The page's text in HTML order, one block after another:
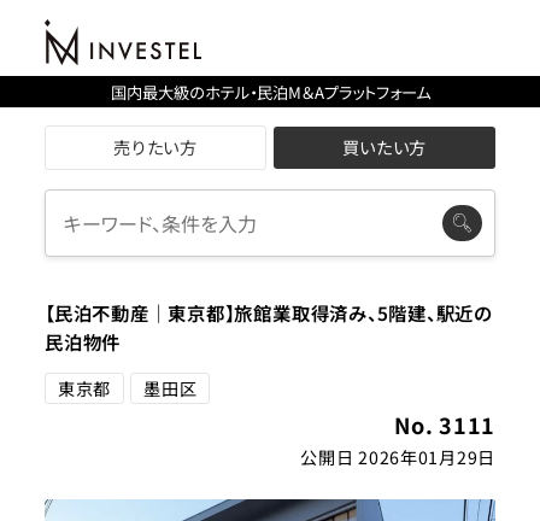
国内最大級のホテル・民泊M＆Aプラットフォーム
売りたい方 買いたい方
【民泊不動産｜東京都】旅館業取得済み、5階建、駅近の
民泊物件
東京都 墨田区
No. 3111
公開日 2026年01月29日